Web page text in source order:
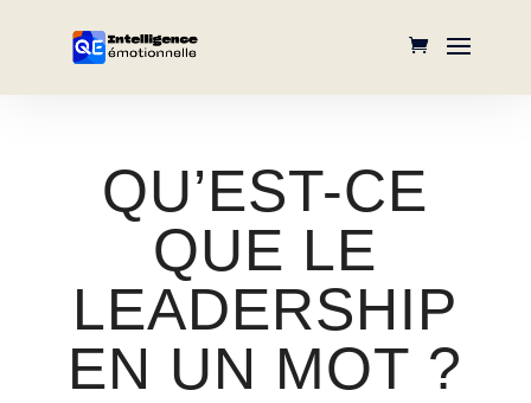
QU’EST-CE
QUE LE
LEADERSHIP
EN UN MOT ?